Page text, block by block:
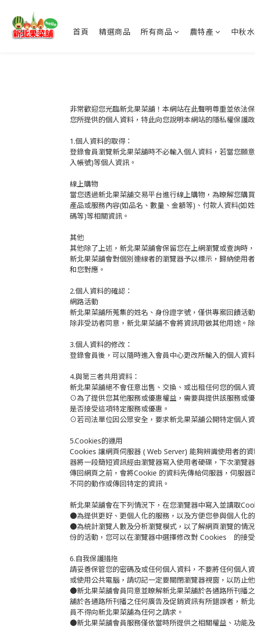
首頁 精選商品 所有商品 農特產 中秋
非常歡迎您光臨新北果菜舖！本網站在此聲明尊重並依法
您所提供的個人資料，特此向您說明本網站的隱私權保護政
1.個人資料的取得：
登錄會員瀏覽新北果菜舖時不必輸入個人資料，若當您願
入帳號)等個人資訊。
線上購物
當您透過新北果菜舖交易平台進行線上購物，為瞭解您購
產品或服務內容(如品名、數量、金額等)、付款人資料(如
碼等)等相關資訊。
其他
其他除了上述，新北果菜舖會保留您在上網瀏覽或查詢時
新北果菜舖會對個別連線者的瀏覽器予以標示，歸納使用
和您對應。
2.個人資料的確認：
網路活動
新北果菜舖所蒐集的姓名、身份證字號，僅供專案回饋活
除非受訪者同意，新北果菜舖不會將資訊用做其他用途。
3.個人資料的修改：
登錄會員後，可以隨時進入會員中心更改所輸入的個人資
4.與第三者共用資料：
新北果菜舖絕不會任意出售、交換、或出租任何您的個人
⊙為了提供您其他服務或優惠權益，需要與提供該服務或
是否接受這項特定服務或優惠。
⊙若司法單位因公眾安全，要求新北果菜舖公開特定個人
5.Cookies的運用
Cookies 讓網頁伺服器 ( Web Server) 能夠辨識使用者的
器將一段簡短資訊經由瀏覽器寫入使用者硬碟，下次瀏覽
傳回網頁之前，會將Cookie 的資料先傳給伺服器，伺服
不同的動作或傳回特定的資訊。
新北果菜舖會在下列情況下，在您瀏覽器中寫入並讀取
●為提供更好、更個人化的服務，以及方便您參與個人化的
●為統計瀏覽人數及分析瀏覽模式，以了解網頁瀏覽的情
份的活動，您可以在瀏覽器中選擇修改對 Cookies 的接
6.自我保護措拖
請妥善保管您的密碼及或任何個人資料，不要將任何個人
或使用公共電腦，請切記一定要關閉瀏覽器視窗，以防止
●新北果菜舖會員同意並瞭解新北果菜舖於各通路所刊播
舖於各通路所刊播之任何廣告及促銷資訊有所錯誤者，新
員不得向新北果菜舖為任何之請求。
●新北果菜舖會員服務僅依當時所提供之相關權益、功能